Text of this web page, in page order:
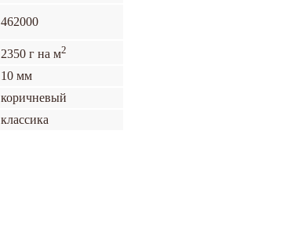
462000
2350 г на м2
10 мм
коричневый
классика